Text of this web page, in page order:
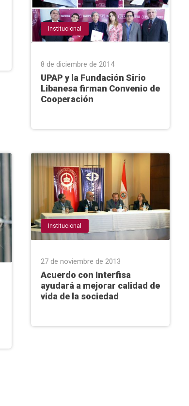
Institucional
8 de diciembre de 2014
UPAP y la Fundación Sirio
Libanesa firman Convenio de
Cooperación
Institucional
27 de noviembre de 2013
Acuerdo con Interfisa
ayudará a mejorar calidad de
vida de la sociedad